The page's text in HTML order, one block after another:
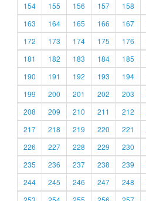
154
155 156 157 158
163
164 165 166 167
172
173 174 175 176
181
182 183 184 185
190
191 192 193 194
199
200 201 202 203
208
209 210 211 212
217
218 219 220 221
226
227 228 229 230
235
236 237 238 239
244
245 246 247 248